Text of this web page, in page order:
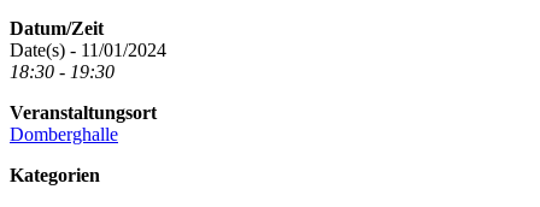
Datum/Zeit
Date(s) - 11/01/2024
18:30 - 19:30
Veranstaltungsort
Domberghalle
Kategorien